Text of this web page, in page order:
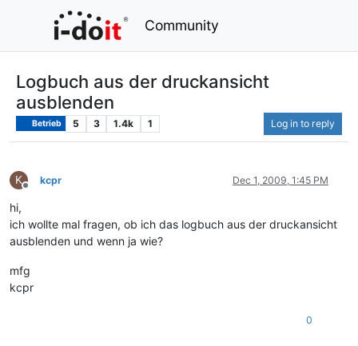
Community
Logbuch aus der druckansicht
ausblenden
Betrieb 5 3 1.4k 1 Log in to reply
K
Offline
kcpr Dec 1, 2009, 1:45 PM
hi,
ich wollte mal fragen, ob ich das logbuch aus der druckansicht
ausblenden und wenn ja wie?
mfg
kcpr
0